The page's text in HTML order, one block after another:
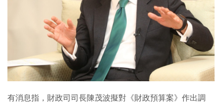
Enterprise Digital Transformation
有消息指，財政司司長陳茂波擬對《財政預算案》作出調